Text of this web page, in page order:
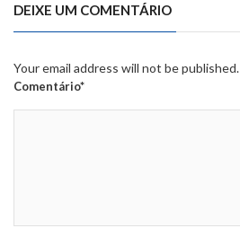
DEIXE UM COMENTÁRIO
Your email address will not be published.
Comentário*